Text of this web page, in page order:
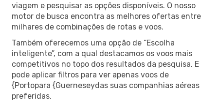
viagem e pesquisar as opções disponíveis. O nosso
motor de busca encontra as melhores ofertas entre
milhares de combinações de rotas e voos.
Também oferecemos uma opção de “Escolha
inteligente”, com a qual destacamos os voos mais
competitivos no topo dos resultados da pesquisa. E
pode aplicar filtros para ver apenas voos de
{Portopara {Guerneseydas suas companhias aéreas
preferidas.